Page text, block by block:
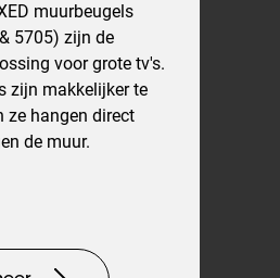
muurbeugels
5705) zijn de
voor grote tv's.
zijn makkelijker te
ze hangen direct
de muur.